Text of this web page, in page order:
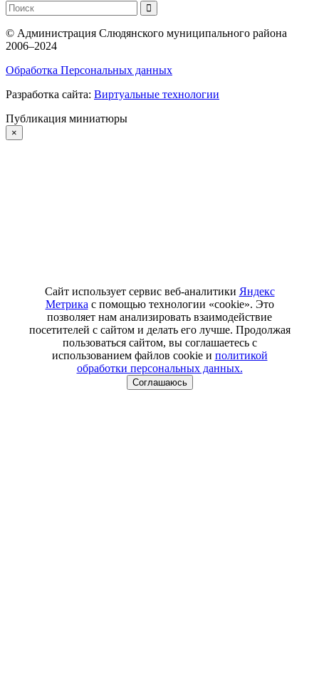
© Администрация Слюдянского муниципального района
2006–2024
Обработка Персональных данных
Разработка сайта: Виртуальные технологии
Публикация миниатюры
×
Сайт использует сервис веб-аналитики Яндекс
Метрика с помощью технологии «cookie». Это
позволяет нам анализировать взаимодействие
посетителей с сайтом и делать его лучше. Продолжая
пользоваться сайтом, вы соглашаетесь с
использованием файлов cookie и политикой
обработки персональных данных.
Соглашаюсь